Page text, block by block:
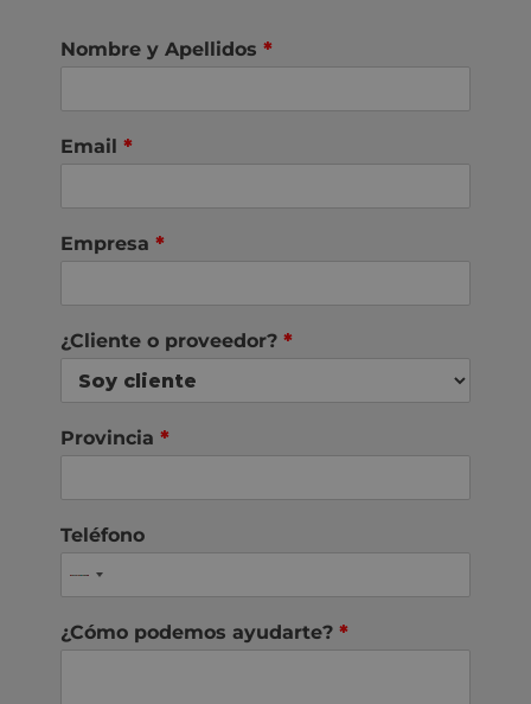
Nombre y Apellidos *
Email *
Empresa *
¿Cliente o proveedor? *
Provincia *
Teléfono
¿Cómo podemos ayudarte? *